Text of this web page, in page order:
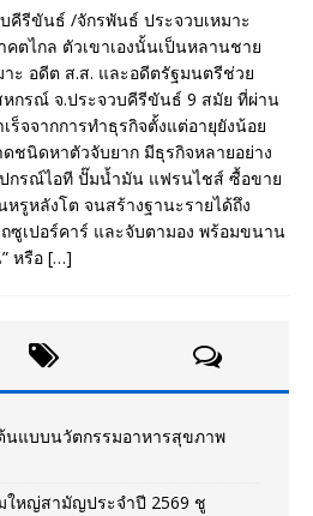
คีรีขันธ์ /จักรพันธ์ ประจวบเหมาะ
ตไกล ตัวเขาเองนั้นเป็นหลานชาย
าะ อดีต ส.ส. และอดีตรัฐมนตรีช่วย
หกรณ์ จ.ประจวบคีรีขันธ์ 9 สมัย ที่ผ่าน
จจากการทำธุรกิจตั้งแต่อายุยังน้อย
ชนิดหาตัวจับยาก มีธุรกิจหลายอย่าง
กรณ์ไอที ปั๊มน้ำมัน แฟรนไชส์ ซื้อขาย
รูหลังโต จนสร้างฐานะรายได้ถึง
ซูเปอร์คาร์ และจับตามอง พร้อมขนาน
หรือ […]
นแบบนวัตกรรมอาหารสุขภาพ
หญ่สามัญประจำปี 2569 ชู